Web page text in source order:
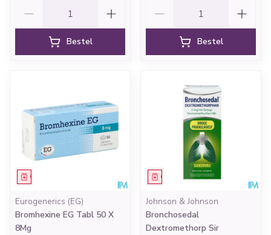
Bestel Bestel
Geneesmiddel
Eurogenerics (EG)
Bromhexine EG Tabl 50 X
8Mg
Geneesmiddel
Johnson & Johnson
Bronchosedal
Dextromethorp Sir